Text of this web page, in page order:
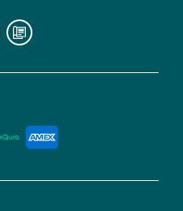
información,
puedes
nuestra
de
privacidad</2>.